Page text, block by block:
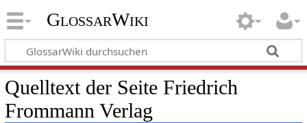
GlossarWiki
Quelltext der Seite Friedrich
Frommann Verlag